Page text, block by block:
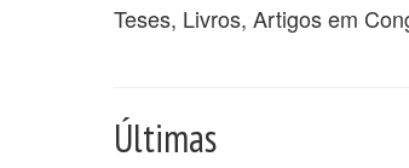
Teses, Livros, Artigos em
Últimas